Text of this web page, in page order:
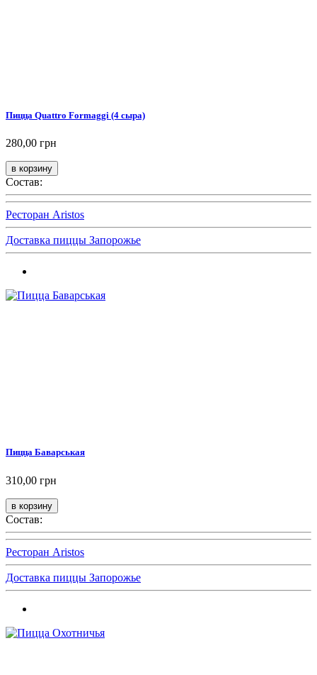
Пицца Quattro Formaggi (4 сыра)
280,00 грн
Состав:
Ресторан Aristos
Доставка пиццы Запорожье
Пицца Баварськая
310,00 грн
Состав:
Ресторан Aristos
Доставка пиццы Запорожье